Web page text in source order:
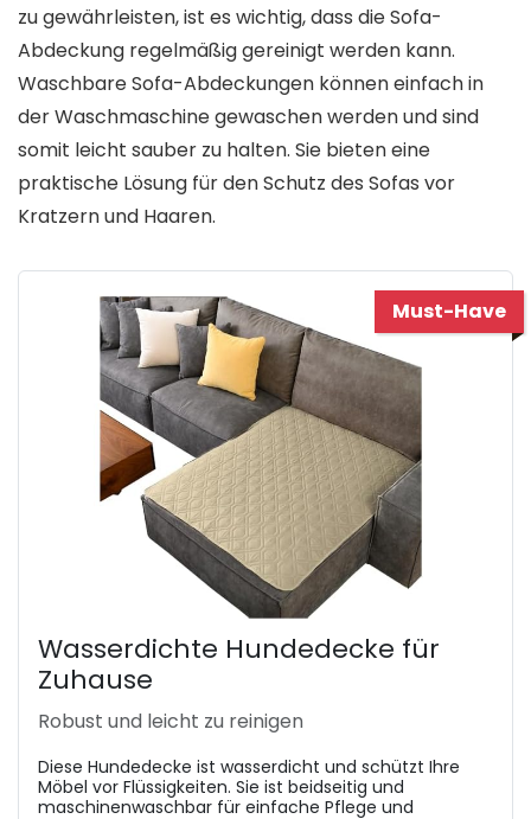
zu gewährleisten, ist es wichtig, dass die Sofa-
Abdeckung regelmäßig gereinigt werden kann.
Waschbare Sofa-Abdeckungen können einfach in
der Waschmaschine gewaschen werden und sind
somit leicht sauber zu halten. Sie bieten eine
praktische Lösung für den Schutz des Sofas vor
Kratzern und Haaren.
Must-Have
Wasserdichte Hundedecke für
Zuhause
Robust und leicht zu reinigen
Diese Hundedecke ist wasserdicht und schützt Ihre
Möbel vor Flüssigkeiten. Sie ist beidseitig und
maschinenwaschbar für einfache Pflege und